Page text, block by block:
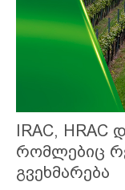
IRAC, HRAC
რომლებიც
გვეხმარება